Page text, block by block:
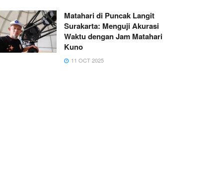
Matahari di Puncak Langit
Surakarta: Menguji Akurasi
Waktu dengan Jam Matahari
Kuno
11 OCT 2025